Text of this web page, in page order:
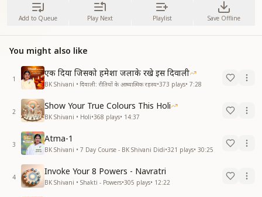
Add to Queue Play Next Playlist Save Offline
You might also like
1
एक दिया जिसको हमेशा जलाके रखे इस दिवाली
BK Shivani • दिवाली: रीतियों के आध्यात्मिक रहस्य•373 plays• 7:28
2
Show Your True Colours This Holi
BK Shivani • Holi•368 plays• 14:37
3
Atma-1
BK Shivani • 7 Day Course - BK Shivani Didi•321 plays• 30:25
4
Invoke Your 8 Powers - Navratri
BK Shivani • Shakti - Powers•305 plays• 12:22